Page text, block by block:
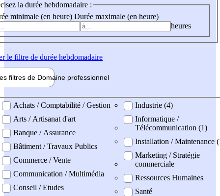
la durée hebdomadaire :
minimale (en heure) Durée maximale (en heure)
heures
le filtre de durée hebdomadaire
filtres de Domaine professionnel
professionel
Achats / Comptabilité / Gestion
Arts / Artisanat d'art
Banque / Assurance
Bâtiment / Travaux Publics
Commerce / Vente
Communication / Multimédia
Conseil / Etudes
Industrie (4)
Informatique /
Télécommunication (1)
Installation / Maintenance
Marketing / Stratégie
commerciale
Ressources Humaines
Santé